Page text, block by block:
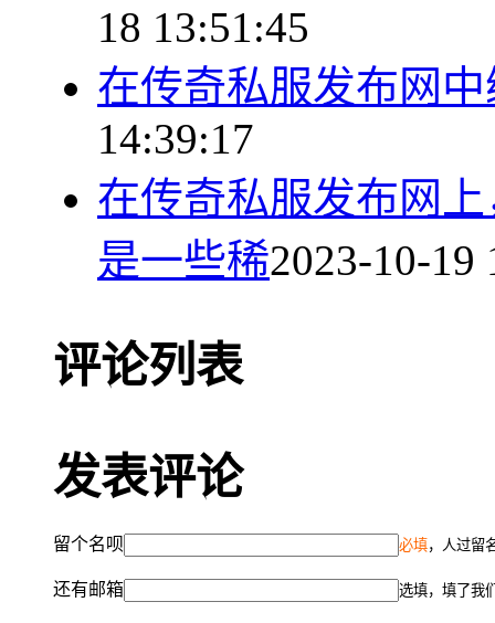
18 13:51:45
在传奇私服发布网
14:39:17
在传奇私服发布网
是一些稀2023-10-19
评论列表
发表评论
留个名呗 必填，人过留
还有邮箱 选填，填了我